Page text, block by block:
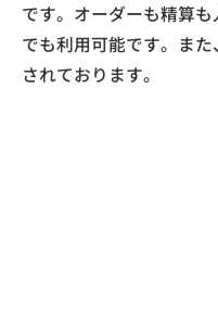
です。オーダーも精算
でも利用可能です。ま
されております。